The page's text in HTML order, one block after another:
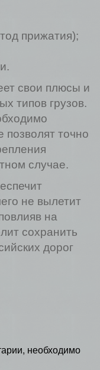
прижатия);
свои плюсы и
типов грузов.
позволят точно
случае.
не вылетит
на
сохранить
дорог
необходимо